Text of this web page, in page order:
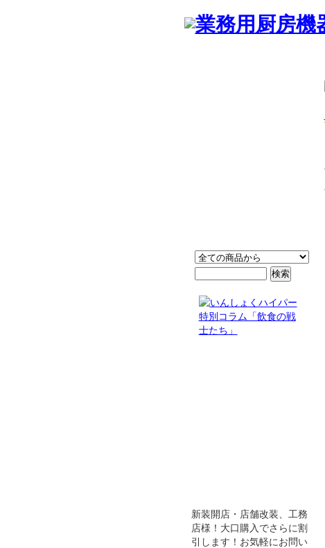
新装開店・店舗改装、工務
店様！大口購入でさらに割
引します！お気軽にお問い